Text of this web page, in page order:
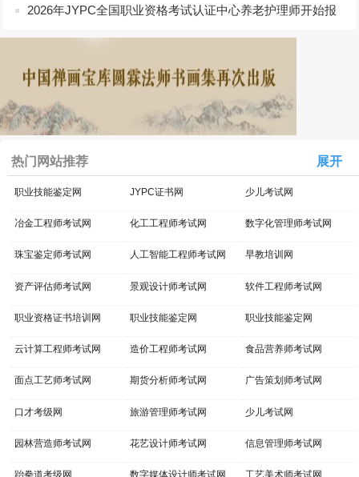
2026年JYPC全国职业资格考试认证中心养老护理师开始报
热门网站推荐 展开
职业技能鉴定网 JYPC证书网 少儿考试网
冶金工程师考试网 化工工程师考试网 数字化管理师考试网
珠宝鉴定师考试网 人工智能工程师考试网 早教培训网
资产评估师考试网 景观设计师考试网 软件工程师考试网
职业资格证书培训网 职业技能鉴定网 职业技能鉴定网
云计算工程师考试网 造价工程师考试网 食品营养师考试网
面点工艺师考试网 期货分析师考试网 广告策划师考试网
口才考级网 旅游管理师考试网 少儿考试网
园林营造师考试网 花艺设计师考试网 信息管理师考试网